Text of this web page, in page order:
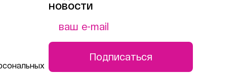
новости
Подписаться